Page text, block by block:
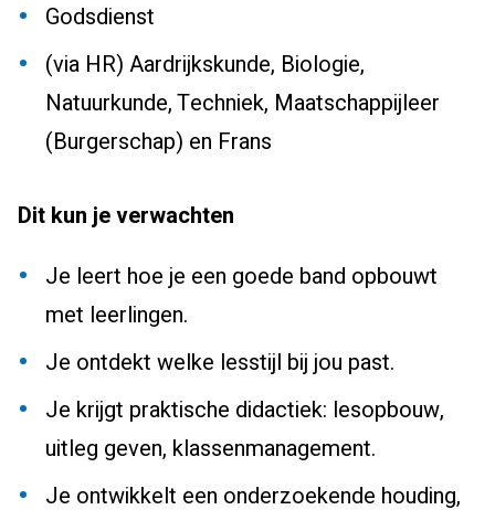
Godsdienst
(via HR) Aardrijkskunde, Biologie,
Natuurkunde, Techniek, Maatschappijleer
(Burgerschap) en Frans
Dit kun je verwachten
Je leert hoe je een goede band opbouwt
met leerlingen.
Je ontdekt welke lesstijl bij jou past.
Je krijgt praktische didactiek: lesopbouw,
uitleg geven, klassenmanagement.
Je ontwikkelt een onderzoekende houding,